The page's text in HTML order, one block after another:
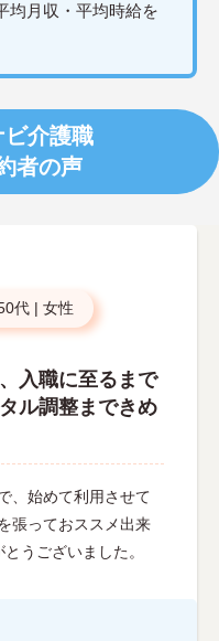
均月収・平均時給を
介護職
者の声
代 | 女性
入職に至るまで
ル調整まできめ
、始めて利用させて
張っておススメ出来
うございました。